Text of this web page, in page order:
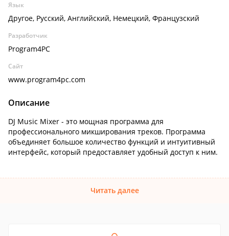
Язык
Другое, Русский, Английский, Немецкий, Французский
Разработчик
Program4PC
Сайт
www.program4pc.com
Описание
DJ Music Mixer - это мощная программа для
профессионального микширования треков. Программа
объединяет большое количество функций и интуитивный
интерфейс, который предоставляет удобный доступ к ним.
Читать далее